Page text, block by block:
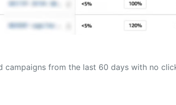
campaigns from the last 60 days with no